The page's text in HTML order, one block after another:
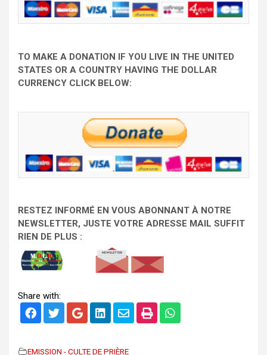
TO MAKE A DONATION IF YOU LIVE IN THE UNITED
STATES OR A COUNTRY HAVING THE DOLLAR
CURRENCY CLICK BELOW:
RESTEZ INFORMÉ EN VOUS ABONNANT À NOTRE
NEWSLETTER, JUSTE VOTRE ADRESSE MAIL SUFFIT
RIEN DE PLUS :
Share with:
EMISSION - CULTE DE PRIÈRE